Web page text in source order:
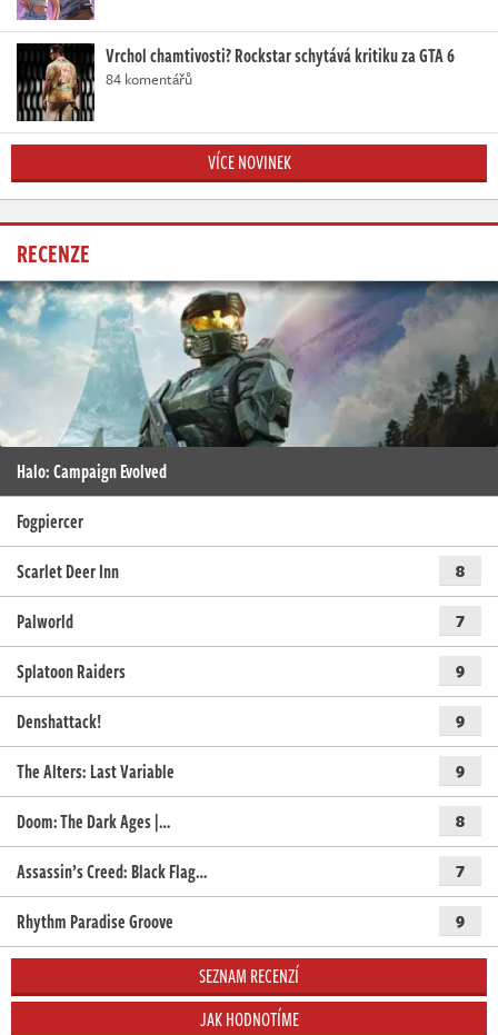
Vrchol chamtivosti? Rockstar schytává kritiku za GTA 6
84 komentářů
VÍCE NOVINEK
RECENZE
Halo: Campaign Evolved
Fogpiercer
Scarlet Deer Inn
8
Palworld 7
Splatoon Raiders 9
Denshattack! 9
The Alters: Last Variable 9
Doom: The Dark Ages |… 8
Assassin’s Creed: Black Flag… 7
Rhythm Paradise Groove 9
SEZNAM RECENZÍ
JAK HODNOTÍME